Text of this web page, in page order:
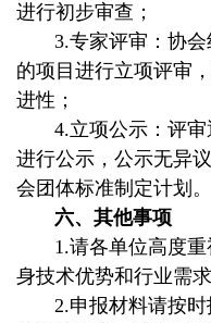
进行初步审查；
3.专家评审：协会
的项目进行立项评审
进性；
4.立项公示：评审
进行公示，公示无异
会团体标准制定计划。
六、其他事项
1.请各单位高度重
身技术优势和行业需
2.申报材料请按时